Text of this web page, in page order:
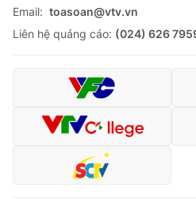
Email: toasoan@vtv.vn
Liên hệ quảng cáo: (024) 626